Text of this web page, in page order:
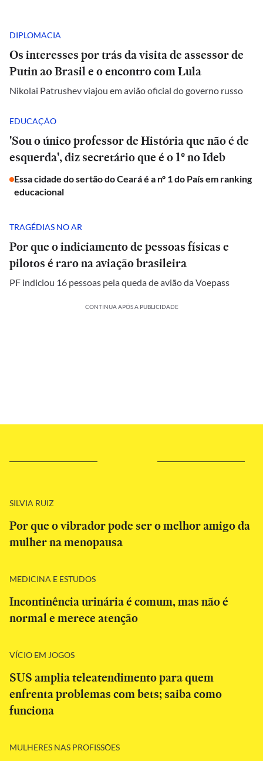
DIPLOMACIA
Os interesses por trás da visita de assessor de
Putin ao Brasil e o encontro com Lula
Nikolai Patrushev viajou em avião oficial do governo russo
EDUCAÇÃO
'Sou o único professor de História que não é de
esquerda', diz secretário que é o 1º no Ideb
Essa cidade do sertão do Ceará é a nº 1 do País em ranking
educacional
TRAGÉDIAS NO AR
Por que o indiciamento de pessoas físicas e
pilotos é raro na aviação brasileira
PF indiciou 16 pessoas pela queda de avião da Voepass
CONTINUA APÓS A PUBLICIDADE
SILVIA RUIZ
Por que o vibrador pode ser o melhor amigo da
mulher na menopausa
MEDICINA E ESTUDOS
Incontinência urinária é comum, mas não é
normal e merece atenção
VÍCIO EM JOGOS
SUS amplia teleatendimento para quem
enfrenta problemas com bets; saiba como
funciona
MULHERES NAS PROFISSÕES